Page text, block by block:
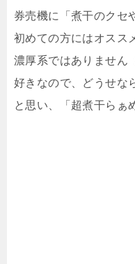
券売機に「煮干のクセ
初めての方にはオスス
濃厚系ではありません
好きなので、どうせな
と思い、「超煮干らぁ